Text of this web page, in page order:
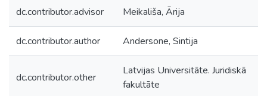
dc.contributor.advisor Meikališa, Ārija
dc.contributor.author Andersone, Sintija
dc.contributor.other
Latvijas Universitāte. Juridiskā
fakultāte